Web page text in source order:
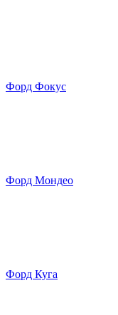
Форд Фокус
Форд Мондео
Форд Куга